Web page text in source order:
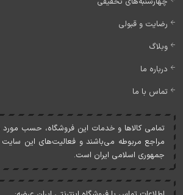
رضایت و قبولی
وبلاگ
درباره ما
تماس با ما
تمامی کالاها و خدمات اين فروشگاه، حسب مورد
مراجع مربوطه می‌باشند و فعاليت‌های اين سايت
جمهوری اسلامی ايران است.